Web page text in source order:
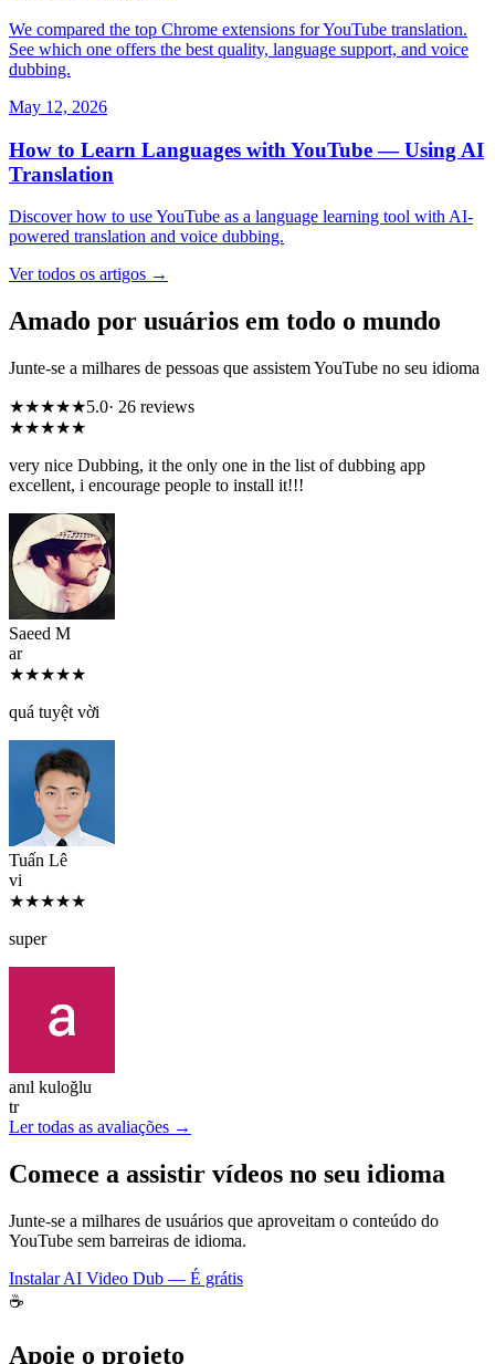
We compared the top Chrome extensions for YouTube translation.
See which one offers the best quality, language support, and voice
dubbing.
May 12, 2026
How to Learn Languages with YouTube — Using AI
Translation
Discover how to use YouTube as a language learning tool with AI-
powered translation and voice dubbing.
Ver todos os artigos →
Amado por usuários em todo o mundo
Junte-se a milhares de pessoas que assistem YouTube no seu idioma
★★★★★5.0· 26 reviews
★★★★★
very nice Dubbing, it the only one in the list of dubbing app
excellent, i encourage people to install it!!!
Saeed M
ar
★★★★★
quá tuyệt vời
Tuấn Lê
vi
★★★★★
super
anıl kuloğlu
tr
Ler todas as avaliações →
Comece a assistir vídeos no seu idioma
Junte-se a milhares de usuários que aproveitam o conteúdo do
YouTube sem barreiras de idioma.
Instalar AI Video Dub — É grátis
☕
Apoie o projeto